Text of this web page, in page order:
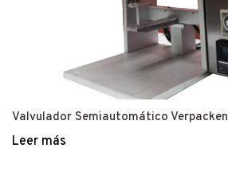
Valvulador Semiautomático Verpacken
Leer más